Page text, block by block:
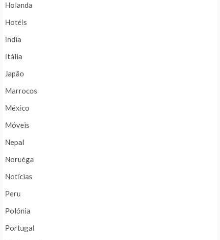
Holanda
Hotéis
India
Itália
Japão
Marrocos
México
Móveis
Nepal
Noruéga
Notícias
Peru
Polónia
Portugal